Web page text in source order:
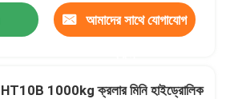
আমাদের সাথে যোগাযোগ
HT10B 1000kg ক্রলার মিনি হাইড্রোলিক